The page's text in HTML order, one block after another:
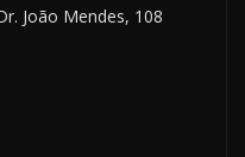
João Mendes, 108